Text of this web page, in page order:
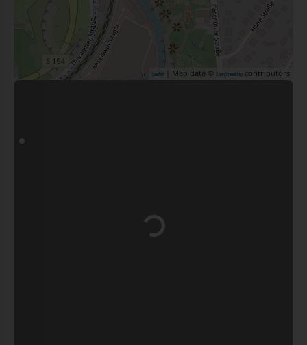
Leaflet | Map data © OpenStreetMap contributors